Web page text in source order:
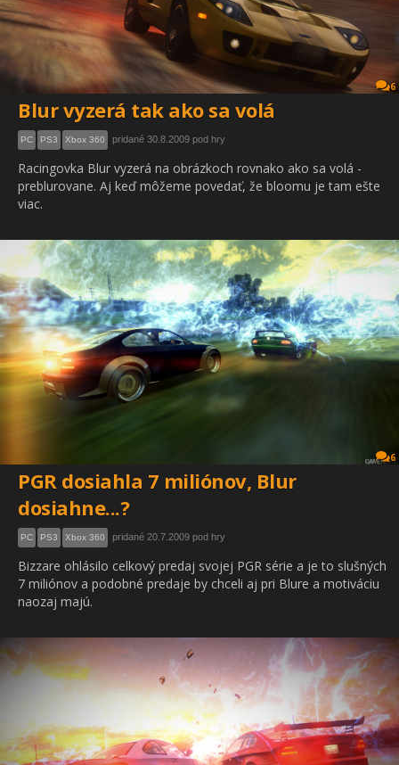
6
Blur vyzerá tak ako sa volá
PC PS3 Xbox 360 pridané 30.8.2009 pod hry
Racingovka Blur vyzerá na obrázkoch rovnako ako sa volá -
preblurovane. Aj keď môžeme povedať, že bloomu je tam ešte
viac.
6
PGR dosiahla 7 miliónov, Blur
dosiahne...?
PC PS3 Xbox 360 pridané 20.7.2009 pod hry
Bizzare ohlásilo celkový predaj svojej PGR série a je to slušných
7 miliónov a podobné predaje by chceli aj pri Blure a motiváciu
naozaj majú.